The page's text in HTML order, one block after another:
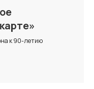
к 90-летию